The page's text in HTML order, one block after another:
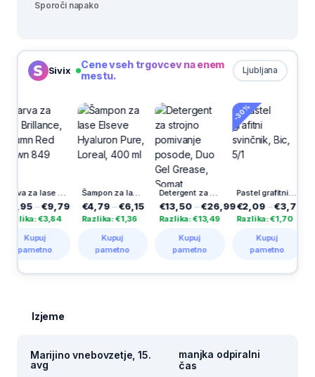
Sporoči napako
Sivix Ljubljana
Cene vseh trgovcev na enem
mestu.
Barva za lase Brillance, Autumn Red Brown 849
€9,79
€3,84
Šampon za lase Elseve Hyaluron Pure, Loreal, 400 ml
€4,79–€6,15
Razlika: €1,36
pametno
Detergent za strojno pomivanje posode, Duo Gel Grease, Somat Excellence, 60/1
€13,50–€26,99
Razlika: €13,49
pametno
-30%
Pastel grafitni svinčnik, Bic, 5/1
€2,09–€3,79
Razlika: €1,70
pametno
€1,39
Izjeme
Marijino vnebovzetje, 15.
avg
manjka odpiralni
čas